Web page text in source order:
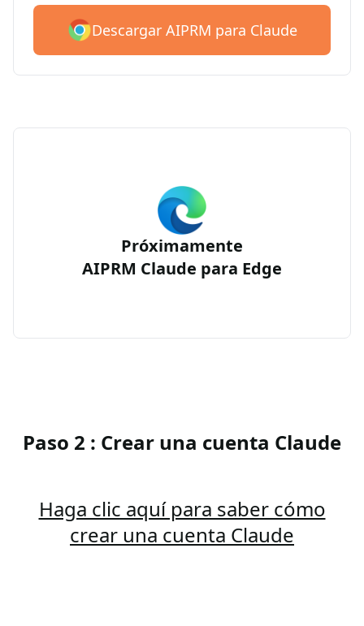
Descargar AIPRM para Claude
Próximamente
AIPRM Claude para Edge
Paso 2 : Crear una cuenta Claude
Haga clic aquí para saber cómo
crear una cuenta Claude